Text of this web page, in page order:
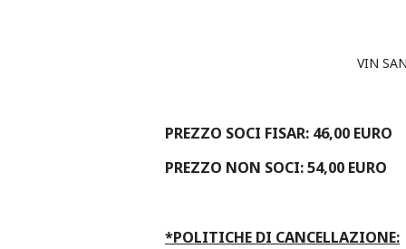
VIN
PREZZO SOCI FISAR: 46,00 EURO
PREZZO NON SOCI: 54,00 EURO
*POLITICHE DI CANCELLAZIONE: